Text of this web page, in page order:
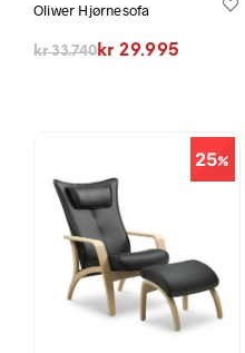
Oliwer Hjørnesofa
kr33.740
Opprinnelig pris var: kr 33.740.
kr 29.995
Nåværende pris er: kr 29.995.
25